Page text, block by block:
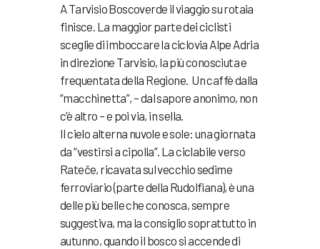
A Tarvisio Boscoverde il viaggio su rotaia
finisce. La maggior parte dei ciclisti
sceglie di imboccare la ciclovia Alpe Adria
in direzione Tarvisio, la più conosciuta e
frequentata della Regione. Un caffè dalla
“macchinetta”, – dal sapore anonimo, non
c’è altro – e poi via, in sella.
Il cielo alterna nuvole e sole: una giornata
da “vestirsi a cipolla”. La ciclabile verso
Rateče, ricavata sul vecchio sedime
ferroviario (parte della Rudolfiana), è una
delle più belle che conosca, sempre
suggestiva, ma la consiglio soprattutto in
autunno, quando il bosco si accende di